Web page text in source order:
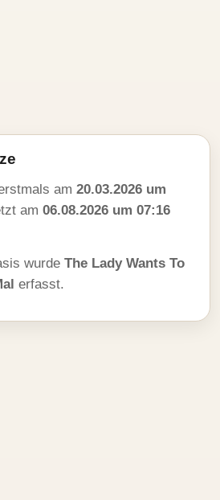
am 20.03.2026 um
am 06.08.2026 um 07:16
wurde The Lady Wants To
erfasst.